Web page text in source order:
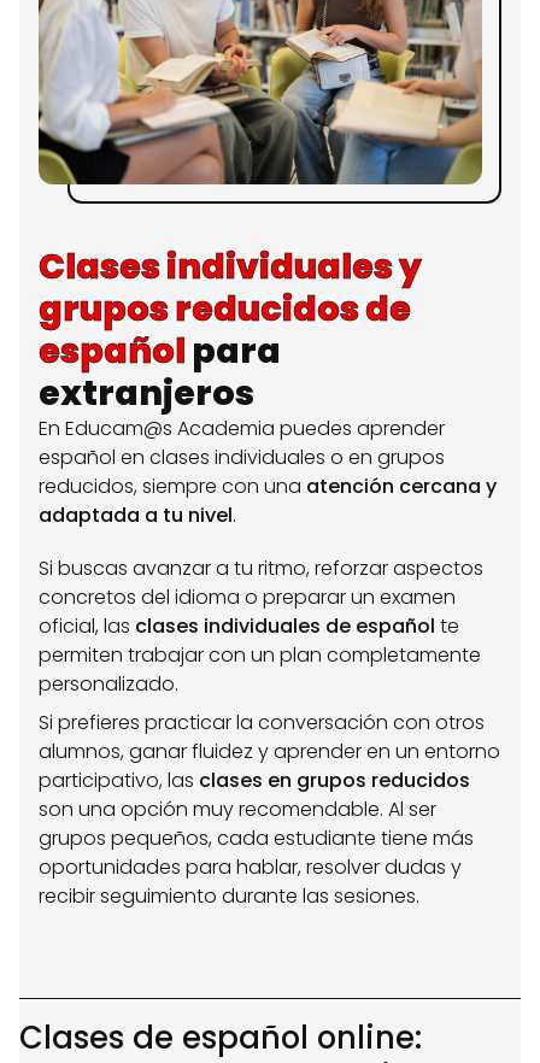
Clases individuales y
grupos reducidos de
español para
extranjeros
En Educam@s Academia puedes aprender
español en clases individuales o en grupos
reducidos, siempre con una atención cercana y
adaptada a tu nivel.
Si buscas avanzar a tu ritmo, reforzar aspectos
concretos del idioma o preparar un examen
oficial, las clases individuales de español te
permiten trabajar con un plan completamente
personalizado.
Si prefieres practicar la conversación con otros
alumnos, ganar fluidez y aprender en un entorno
participativo, las clases en grupos reducidos
son una opción muy recomendable. Al ser
grupos pequeños, cada estudiante tiene más
oportunidades para hablar, resolver dudas y
recibir seguimiento durante las sesiones.
Clases de español online: